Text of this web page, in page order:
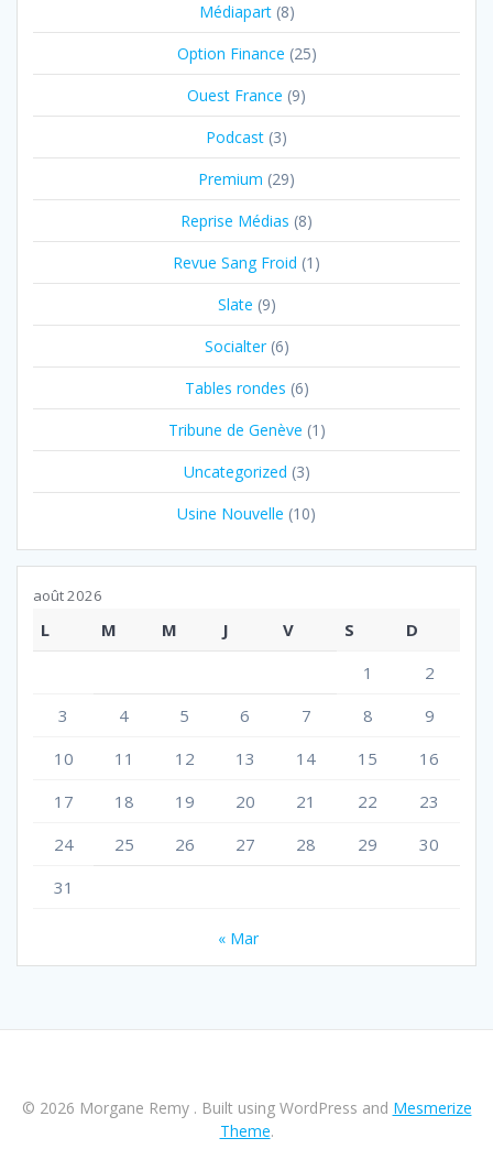
Médiapart(8)
Option Finance (25)
Ouest France (9)
Podcast (3)
Premium (29)
Reprise Médias (8)
Revue Sang Froid (1)
Slate (9)
Socialter(6)
Tables rondes (6)
Tribune de Genève (1)
Uncategorized (3)
Usine Nouvelle (10)
août 2026
L M M J V S
D
1
2
3
4 5 6 7 8
9
10
11 12 13 14 15
16
17
18 19 20 21 22
23
24
25 26 27 28 29
30
31
« Mar
© 2026 Morgane Remy . Built using WordPress and Mesmerize
Theme.